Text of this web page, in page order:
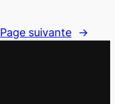
Page suivante →